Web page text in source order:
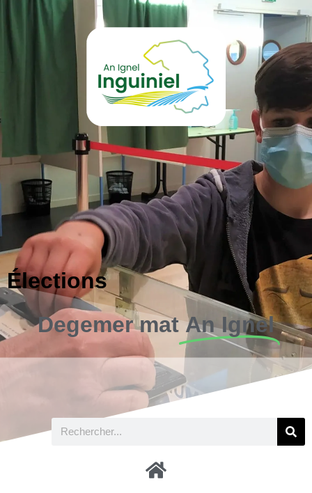
Élections
Degemer mat An Ignel